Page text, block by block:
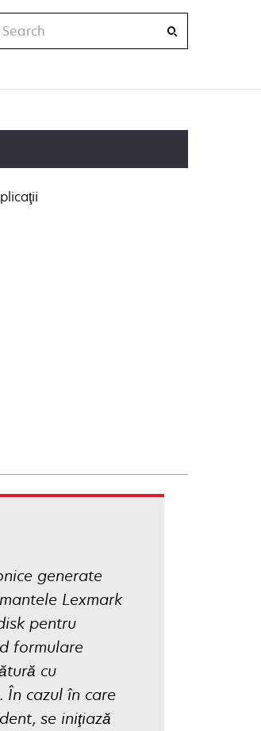
generate
Lexmark
pentru
formulare
cu
În cazul în care
se iniţiază